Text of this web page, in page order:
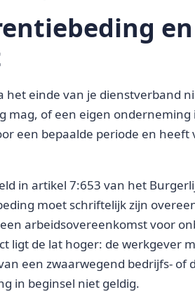
en
het einde van je dienstverband
mag, of een eigen onderneming
een bepaalde periode en heeft
in artikel 7:653 van het
moet schriftelijk zijn
arbeidsovereenkomst voor
ligt de lat hoger: de werkgever
een zwaarwegend bedrijfs- of
in beginsel niet geldig.